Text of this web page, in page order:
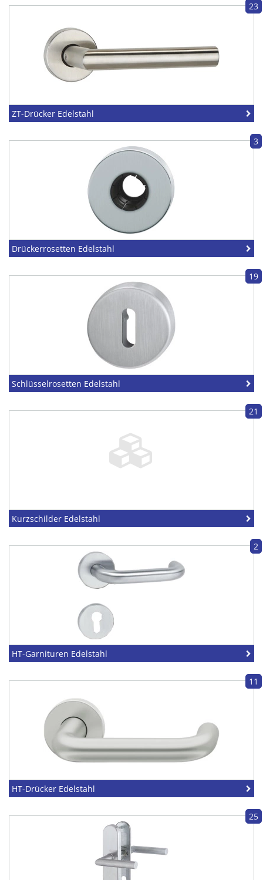
23
ZT-Drücker Edelstahl
3
Drückerrosetten Edelstahl
19
Schlüsselrosetten Edelstahl
21
Kurzschilder Edelstahl
2
HT-Garnituren Edelstahl
11
HT-Drücker Edelstahl
25